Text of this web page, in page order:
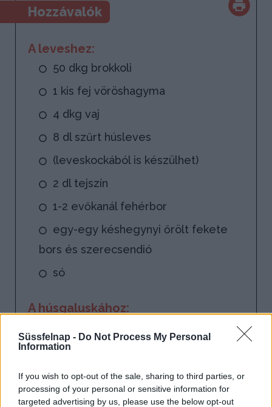
Süssfelnap - Do Not Process My Personal
Information
If you wish to opt-out of the sale, sharing to third parties, or
processing of your personal or sensitive information for
targeted advertising by us, please use the below opt-out
Hozzávalók
A leveshez:
50 dkg brokkoli
1 kis fej vöröshagyma
4 dkg vaj
8 dl szűrt húsleves
(leveskockából is készülhet)
2 dl tejszín
1-2 evőkanál fehérbor
egy-egy késhegynyi őrölt fekete
bors és szerecsendió
só
A húsgaluskához:
0.5 dl tejszín
1 tojás
1 evőkanál búzadara